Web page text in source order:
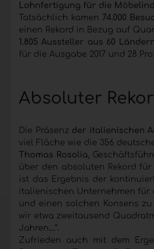
Lohnfertigung für die
Tatsächlich kamen 74.000
einen Rekord in Bezug auf
1.805 Aussteller aus 60
für die Ausgabe 2017 und 28
Absoluter
Die Präsenz der italienischen
viel Fläche wie die 356
Thomas Rosolia ,
über den absoluten Rekord
ist das Ergebnis der
italienischen Unternehmen für
und einen solchen Konsens
wir etwa zweitausend
Jahren....“.
Zufrieden auch mit dem